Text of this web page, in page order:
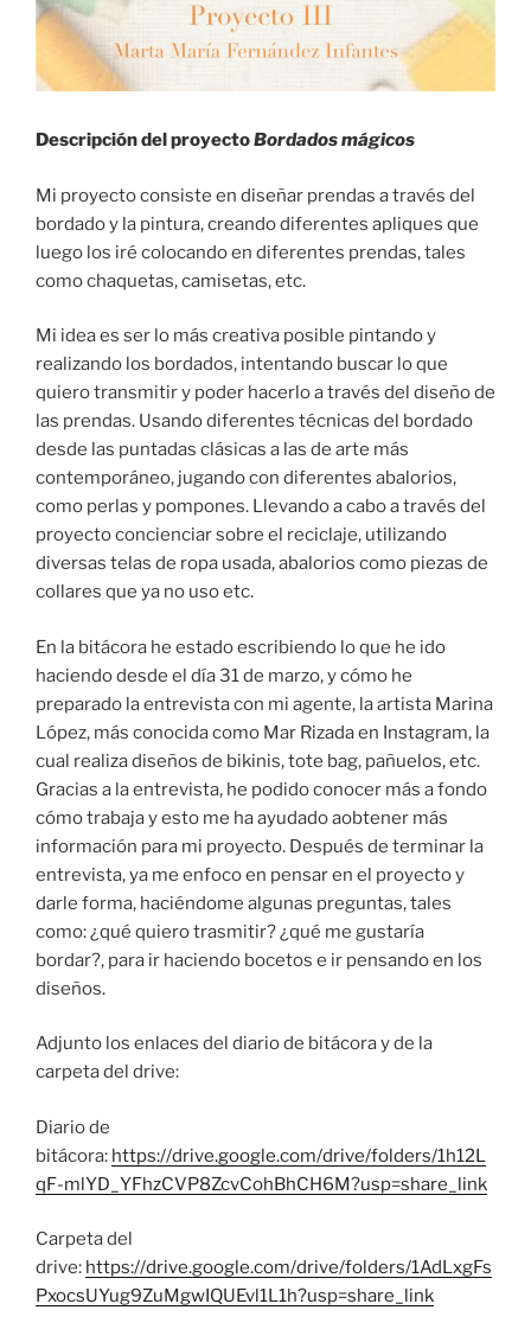
Descripción del proyectoBordados mágicos
Mi proyecto consiste en diseñar prendas a través del
bordado y la pintura, creando diferentes apliques que
luego los iré colocando en diferentes prendas, tales
como chaquetas, camisetas, etc.
Mi idea es ser lo más creativa posible pintando y
realizando los bordados, intentando buscar lo que
quiero transmitir y poder hacerlo a través del diseño de
las prendas. Usando diferentes técnicas del bordado
desde las puntadas clásicas a las de arte más
contemporáneo, jugando con diferentes abalorios,
como perlas y pompones. Llevando a cabo a través del
proyecto concienciar sobre el reciclaje, utilizando
diversas telas de ropa usada, abalorios como piezas de
collares que ya no uso etc.
En la bitácora he estado escribiendo lo que he ido
haciendo desde el día 31 de marzo, y cómo he
preparado la entrevista con mi agente, la artista Marina
López, más conocida como Mar Rizada en Instagram, la
cual realiza diseños de bikinis, tote bag, pañuelos, etc.
Gracias a la entrevista, he podido conocer más a fondo
cómo trabaja y esto me ha ayudado aobtener más
información para mi proyecto. Después de terminar la
entrevista, ya me enfoco en pensar en el proyecto y
darle forma, haciéndome algunas preguntas, tales
como: ¿qué quiero trasmitir? ¿qué me gustaría
bordar?, para ir haciendo bocetos e ir pensando en los
diseños.
Adjunto los enlaces del diario de bitácora y de la
carpeta del drive:
Diario de
bitácora: https://drive.google.com/drive/folders/1h12L
qF-mlYD_YFhzCVP8ZcvCohBhCH6M?usp=share_link
Carpeta del
drive: https://drive.google.com/drive/folders/1AdLxgFs
PxocsUYug9ZuMgwIQUEvl1L1h?usp=share_link